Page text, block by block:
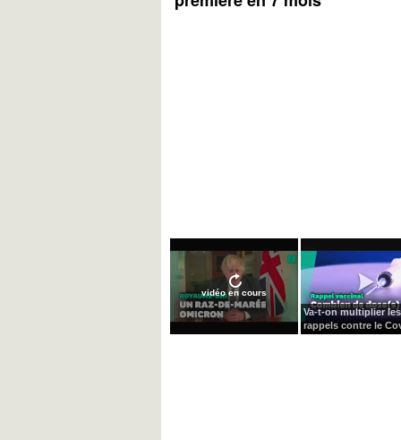
vidéo en cours
Va-t-on multiplier les
rappels contre le